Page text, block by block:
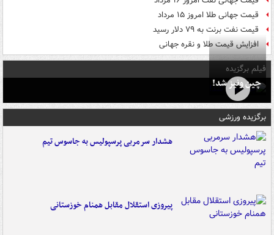
قیمت جهانی طلا امروز ۱۵ مرداد
قیمت نفت برنت به ۷۹ دلار رسید
افزایش قیمت طلا و نقره جهانی
فیلم برگزیده
چین ونیز شد!
برگزیده ورزشی
هشدار سرمربی پرسپولیس به جاسوس تیم
پیروزی استقلال مقابل همنام خوزستانی